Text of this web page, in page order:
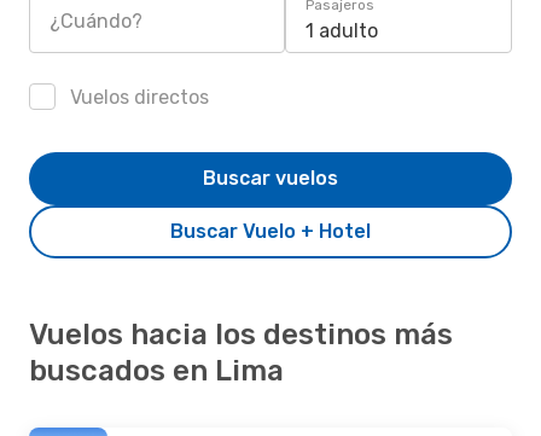
¿Cuándo?
Pasajeros
1 adulto
Vuelos directos
Buscar Vuelo + Hotel
Buscar vuelos
Vuelos hacia los destinos más
buscados en Lima